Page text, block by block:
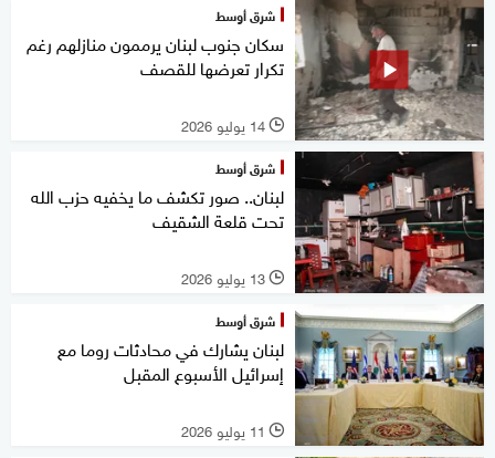
شرق أوسط
سكان جنوب لبنان يرممون منازلهم رغم
تكرار تعرضها للقصف
l 14 يوليو 2026
شرق أوسط
لبنان.. صور تكشف ما يخفيه حزب الله
تحت قلعة الشقيف
l 13 يوليو 2026
شرق أوسط
لبنان يشارك في محادثات روما مع
إسرائيل الأسبوع المقبل
l 11 يوليو 2026